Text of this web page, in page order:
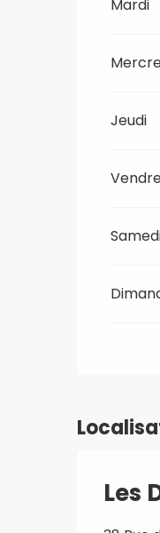
Toute
Toute
Mardi
Jeudi
Les